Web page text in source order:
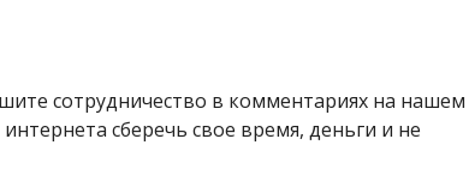
сотрудничество в комментариях на нашем
сберечь свое время, деньги и не